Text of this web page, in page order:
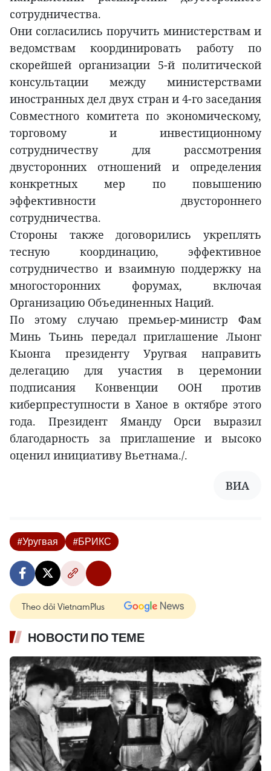
сотрудничества.
Они согласились поручить министерствам и
ведомствам координировать работу по
скорейшей организации 5-й политической
консультации между министерствами
иностранных дел двух стран и 4-го заседания
Совместного комитета по экономическому,
торговому и инвестиционному
сотрудничеству для рассмотрения
двусторонних отношений и определения
конкретных мер по повышению
эффективности двустороннего
сотрудничества.
Стороны также договорились укреплять
тесную координацию, эффективное
сотрудничество и взаимную поддержку на
многосторонних форумах, включая
Организацию Объединенных Наций.
По этому случаю премьер-министр Фам
Минь Тьинь передал приглашение Лыонг
Кыонга президенту Уругвая направить
делегацию для участия в церемонии
подписания Конвенции ООН против
киберпреступности в Ханое в октябре этого
года. Президент Яманду Орси выразил
благодарность за приглашение и высоко
оценил инициативу Вьетнама./.
ВИА
#Уругвая #БРИКС
Theo dõi VietnamPlus
НОВОСТИ ПО ТЕМЕ